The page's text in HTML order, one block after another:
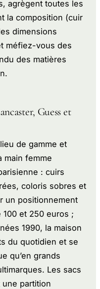
agrègent toutes les
la composition (cuir
dimensions
méfiez-vous des
des matières
Guess et
de gamme et
main femme
: cuirs
coloris sobres et
un positionnement
et 250 euros ;
1990, la maison
du quotidien et se
qu’en grands
Les sacs
une partition